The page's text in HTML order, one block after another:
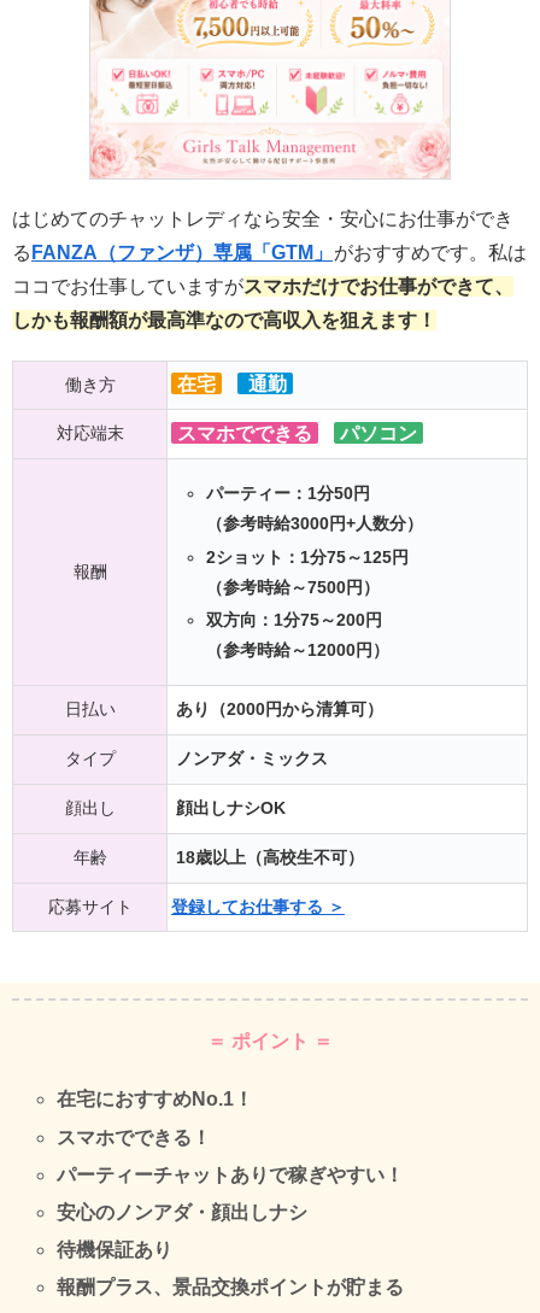
はじめてのチャットレディなら安全・安心にお仕事ができ
る FANZA（ファンザ）専属「GTM」 がおすすめです。私は
ココでお仕事していますがスマホだけでお仕事ができて、
しかも報酬額が最高準なので高収入を狙えます！
働き方 在宅 通勤
対応端末 スマホでできる パソコン
報酬
パーティー：1分50円
（参考時給3000円+人数分）
2ショット：1分75～125円
（参考時給～7500円）
双方向：1分75～200円
（参考時給～12000円）
日払い あり（2000円から清算可）
タイプ ノンアダ・ミックス
顔出し 顔出しナシOK
年齢 18歳以上（高校生不可）
応募サイト 登録してお仕事する ＞
＝ ポイント ＝
在宅におすすめNo.1！
スマホでできる！
パーティーチャットありで稼ぎやすい！
安心のノンアダ・顔出しナシ
待機保証あり
報酬プラス、景品交換ポイントが貯まる